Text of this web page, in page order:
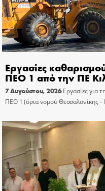
Εργασίες
ΠΕΟ 1 από την ΠΕ
7 Αυγούστου, 2026 Εργασίες για
ΠΕΟ 1 (όρια νομού Θεσσαλονίκης